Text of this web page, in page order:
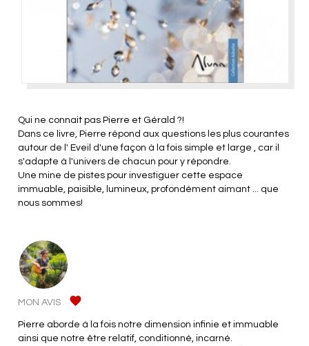
Qui ne connait pas Pierre et Gérald ?!
Dans ce livre, Pierre répond aux questions les plus courantes
autour de l' Eveil d'une façon à la fois simple et large , car il
s'adapte à l'univers de chacun pour y répondre.
Une mine de pistes pour investiguer cette espace
immuable, paisible, lumineux, profondément aimant ... que
nous sommes!
MON AVIS
Pierre aborde à la fois notre dimension infinie et immuable
ainsi que notre être relatif, conditionné, incarné.